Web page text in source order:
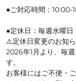
●ご対応時間：10:00-
●定休日：毎週水曜日
⚠️定休日変更のお知
2026年1月より、毎
す。
お客様にはご不便・